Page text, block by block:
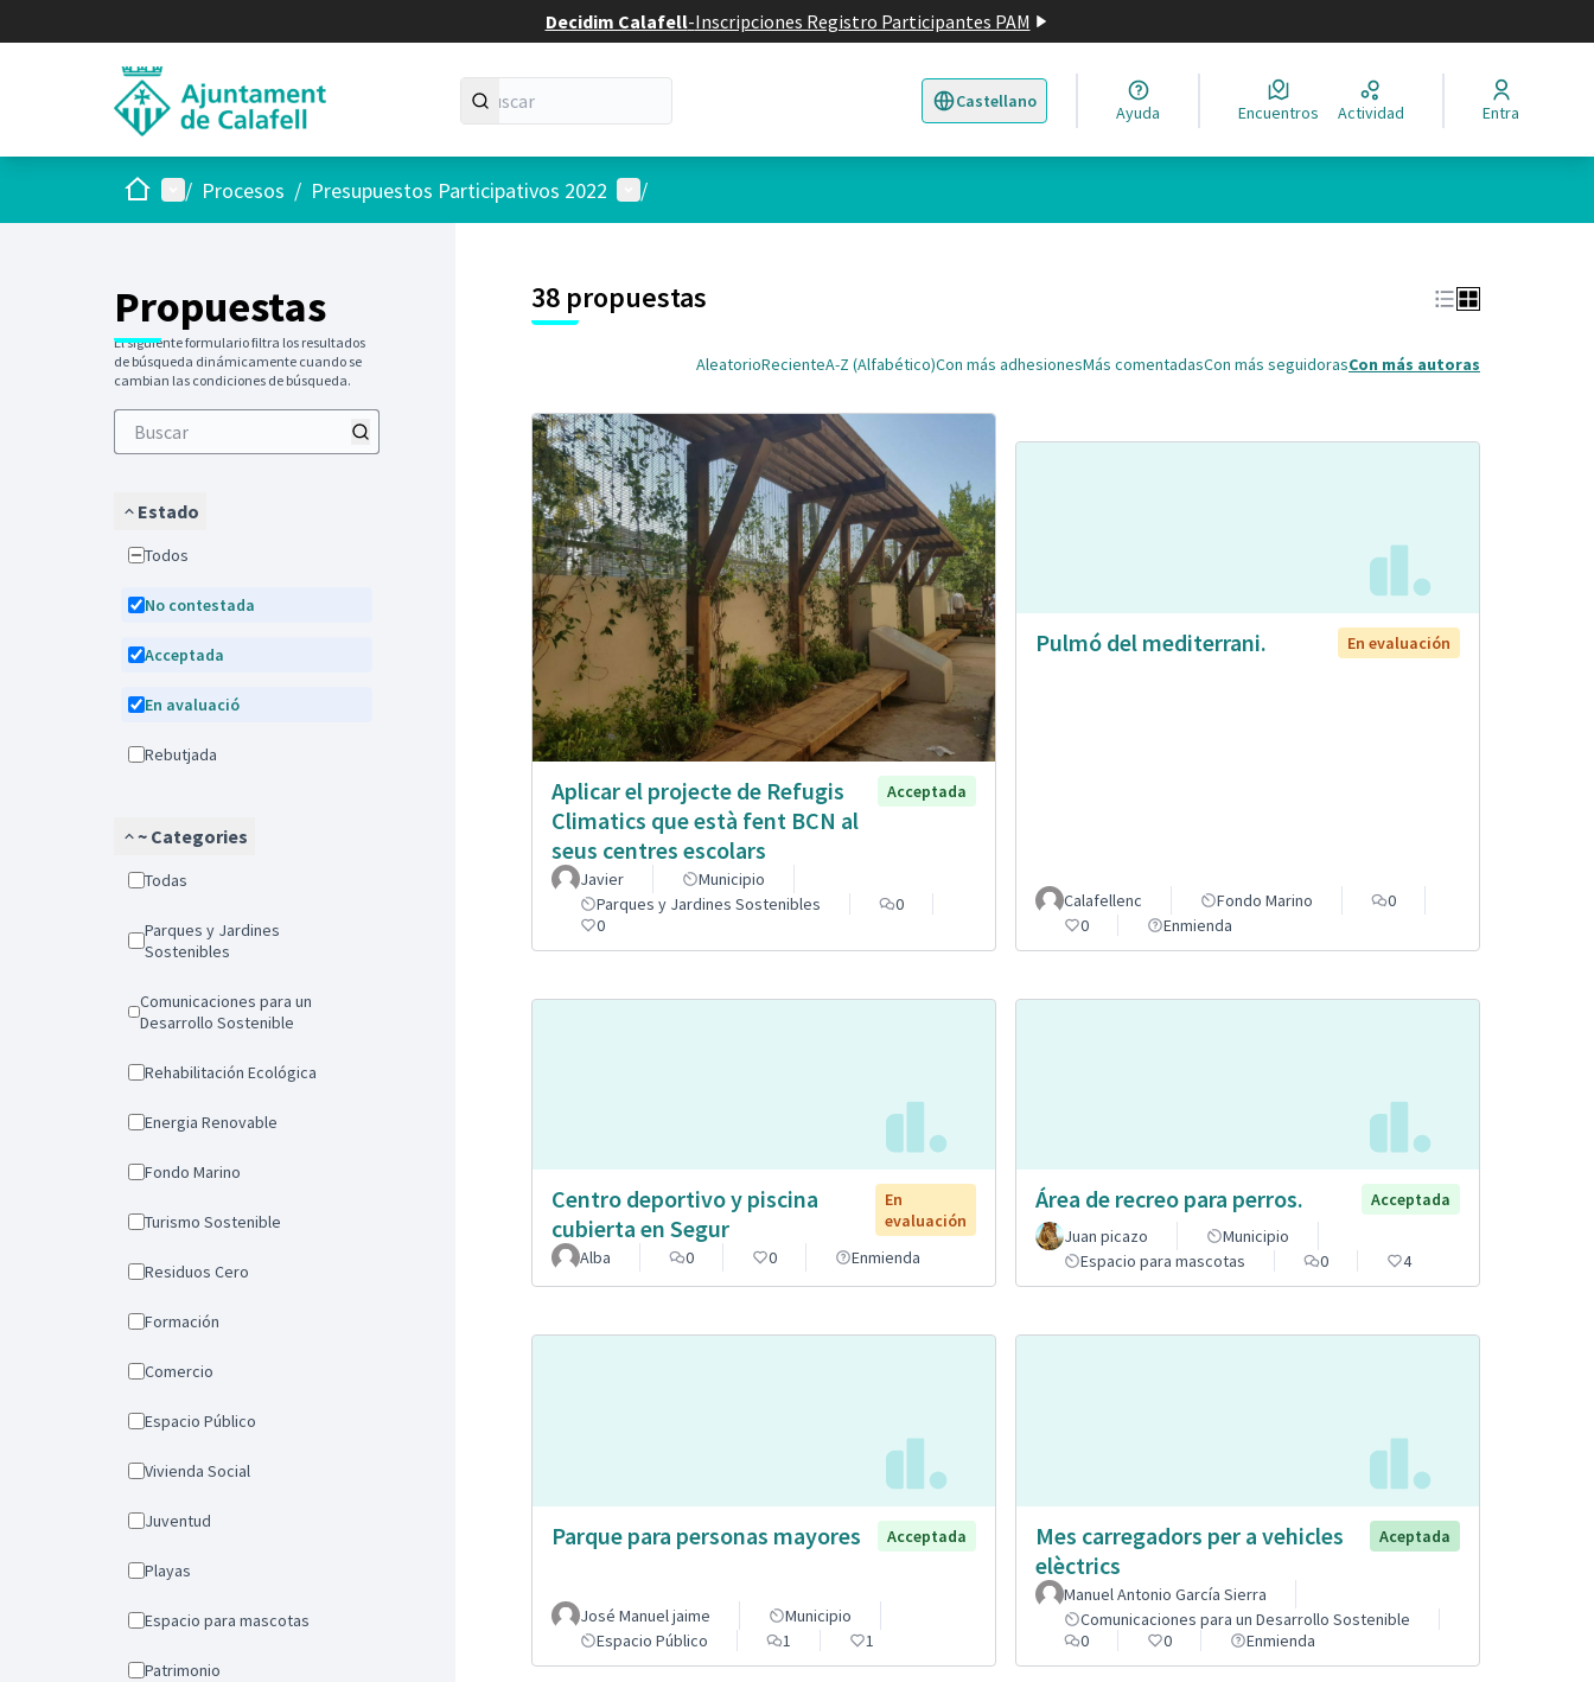
Decidim Calafell-Inscripciones Registro Participantes PAM
Castellano
Triar la llengua Elegir el idioma
Ayuda Encuentros Actividad Entra
InicioMenú principal
/ Procesos / Presupuestos Participativos 2022 Menú de usuario
/
Propuestas
El siguiente formulario filtra los resultados
de búsqueda dinámicamente cuando se
cambian las condiciones de búsqueda.
Estado
Todos
No contestada
Acceptada
En avaluació
Rebutjada
~ Categories
Todas
Parques y Jardines
Sostenibles
Comunicaciones para un
Desarrollo Sostenible
Rehabilitación Ecológica
Energia Renovable
Fondo Marino
Turismo Sostenible
Residuos Cero
Formación
Comercio
Espacio Público
Vivienda Social
Juventud
Playas
Espacio para mascotas
Patrimonio
38 propuestas
AleatorioRecienteA-Z (Alfabético)Con más adhesionesMás comentadasCon más seguidorasCon más autoras
Aplicar el projecte de Refugis
Climatics que està fent BCN al
seus centres escolars
Acceptada
Javier
Municipio
Parques y Jardines Sostenibles
0
0
Pulmó del mediterrani. En evaluación
Calafellenc Fondo Marino
0
0
Enmienda
Centro deportivo y piscina
cubierta en Segur
En
evaluación
Alba
0 0 Enmienda
Área de recreo para perros.
Acceptada
Juan picazo
Municipio
Espacio para mascotas
0 4
Parque para personas mayores Acceptada
José Manuel jaime
Municipio
Espacio Público
1 1
Mes carregadors per a vehicles
elèctrics
Aceptada
Manuel Antonio García Sierra
Comunicaciones para un Desarrollo Sostenible
0
0 Enmienda